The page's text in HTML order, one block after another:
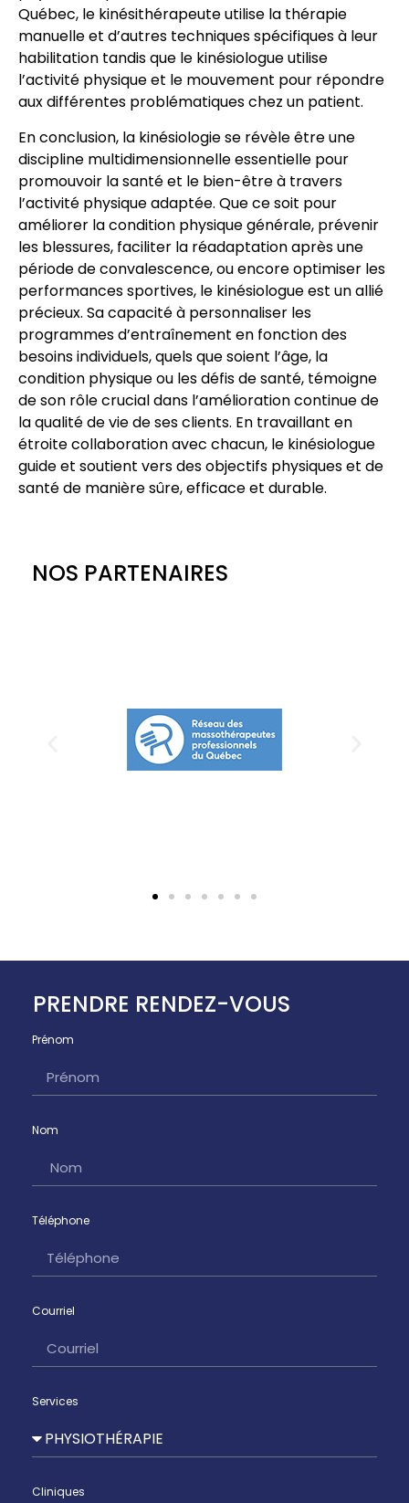
Québec, le kinésithérapeute utilise la thérapie
manuelle et d’autres techniques spécifiques à leur
habilitation tandis que le kinésiologue utilise
l’activité physique et le mouvement pour répondre
aux différentes problématiques chez un patient.
En conclusion, la kinésiologie se révèle être une
discipline multidimensionnelle essentielle pour
promouvoir la santé et le bien-être à travers
l’activité physique adaptée. Que ce soit pour
améliorer la condition physique générale, prévenir
les blessures, faciliter la réadaptation après une
période de convalescence, ou encore optimiser les
performances sportives, le kinésiologue est un allié
précieux. Sa capacité à personnaliser les
programmes d’entraînement en fonction des
besoins individuels, quels que soient l’âge, la
condition physique ou les défis de santé, témoigne
de son rôle crucial dans l’amélioration continue de
la qualité de vie de ses clients. En travaillant en
étroite collaboration avec chacun, le kinésiologue
guide et soutient vers des objectifs physiques et de
santé de manière sûre, efficace et durable.
NOS PARTENAIRES
PRENDRE RENDEZ-VOUS
Prénom
Nom
Téléphone
Courriel
Services
Cliniques